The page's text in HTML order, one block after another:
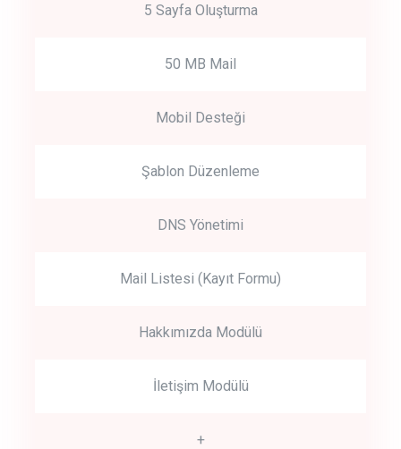
5 Sayfa Oluşturma
50 MB Mail
Mobil Desteği
Şablon Düzenleme
DNS Yönetimi
Mail Listesi (Kayıt Formu)
Hakkımızda Modülü
İletişim Modülü
+